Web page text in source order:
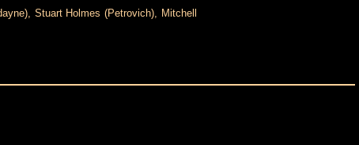
Stuart Holmes (Petrovich), Mitchell